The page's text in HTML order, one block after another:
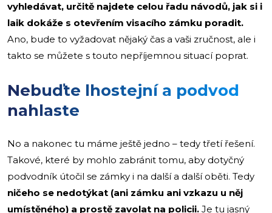
vyhledávat, určitě najdete celou řadu návodů, jak si i
laik dokáže s otevřením visacího zámku poradit.
Ano, bude to vyžadovat nějaký čas a vaši zručnost, ale i
takto se můžete s touto nepříjemnou situací poprat.
Nebuďte lhostejní a podvod
nahlaste
No a nakonec tu máme ještě jedno – tedy třetí řešení.
Takové, které by mohlo zabránit tomu, aby dotyčný
podvodník útočil se zámky i na další a další oběti. Tedy
ničeho se nedotýkat (ani zámku ani vzkazu u něj
umístěného) a prostě zavolat na policii. Je tu jasný